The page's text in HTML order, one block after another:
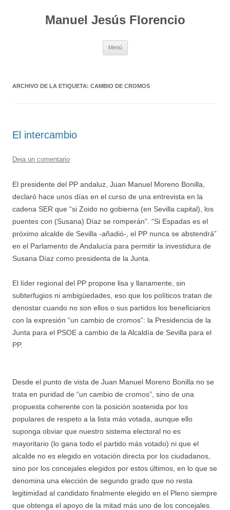
Manuel Jesús Florencio
Menú
ARCHIVO DE LA ETIQUETA: CAMBIO DE CROMOS
El intercambio
Deja un comentario
El presidente del PP andaluz, Juan Manuel Moreno Bonilla,
declaró hace unos días en el curso de una entrevista en la
cadena SER que “si Zoido no gobierna (en Sevilla capital), los
puentes con (Susana) Díaz se romperán”. “Si Espadas es el
próximo alcalde de Sevilla -añadió-, el PP nunca se abstendrá”
en el Parlamento de Andalucía para permitir la investidura de
Susana Díaz como presidenta de la Junta.
El líder regional del PP propone lisa y llanamente, sin
subterfugios ni ambigüedades, eso que los políticos tratan de
denostar cuando no son ellos o sus partidos los beneficiarios
con la expresión “un cambio de cromos”: la Presidencia de la
Junta para el PSOE a cambio de la Alcaldía de Sevilla para el
PP.
Desde el punto de vista de Juan Manuel Moreno Bonilla no se
trata en puridad de “un cambio de cromos”, sino de una
propuesta coherente con la posición sostenida por los
populares de respeto a la lista más votada, aunque ello
suponga obviar que nuestro sistema electoral no es
mayoritario (lo gana todo el partido más votado) ni que el
alcalde no es elegido en votación directa por los ciudadanos,
sino por los concejales elegidos por estos últimos, en lo que se
denomina una elección de segundo grado que no resta
legitimidad al candidato finalmente elegido en el Pleno siempre
que obtenga el apoyo de la mitad más uno de los concejales.